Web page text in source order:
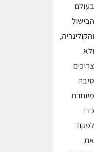
בעולם
הבישול
והקולינריה,
ולא
צריכים
סיבה
מיוחדת
כדי
לפקוד
את